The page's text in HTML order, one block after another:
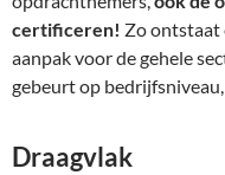
certificeren! Zo ontstaat
aanpak voor de gehele
gebeurt op
Draagvlak